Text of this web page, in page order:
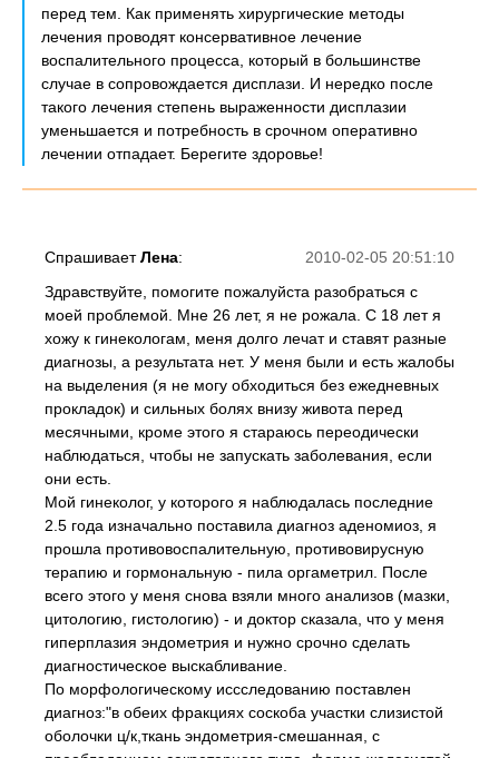
перед тем. Как применять хирургические методы
лечения проводят консервативное лечение
воспалительного процесса, который в большинстве
случае в сопровождается дисплази. И нередко после
такого лечения степень выраженности дисплазии
уменьшается и потребность в срочном оперативно
лечении отпадает. Берегите здоровье!
2010-02-05 20:51:10
СпрашиваетЛена:
Здравствуйте, помогите пожалуйста разобраться с
моей проблемой. Мне 26 лет, я не рожала. С 18 лет я
хожу к гинекологам, меня долго лечат и ставят разные
диагнозы, а результата нет. У меня были и есть жалобы
на выделения (я не могу обходиться без ежедневных
прокладок) и сильных болях внизу живота перед
месячными, кроме этого я стараюсь переодически
наблюдаться, чтобы не запускать заболевания, если
они есть.
Мой гинеколог, у которого я наблюдалась последние
2.5 года изначально поставила диагноз аденомиоз, я
прошла противовоспалительную, противовирусную
терапию и гормональную - пила оргаметрил. После
всего этого у меня снова взяли много анализов (мазки,
цитологию, гистологию) - и доктор сказала, что у меня
гиперплазия эндометрия и нужно срочно сделать
диагностическое выскабливание.
По морфологическому иссследованию поставлен
диагноз:"в обеих фракциях соскоба участки слизистой
оболочки ц/к,ткань эндометрия-смешанная, с